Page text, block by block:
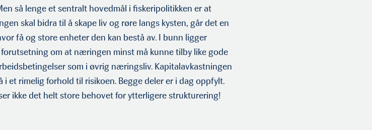
så lenge et sen­tralt hovedmål i fiskeripolitikken er at
skal bidra til å skape liv og røre langs kysten, går det en
få og store enheter den kan bestå av. I bunn ligger
om at næringen minst må kunne tilby like gode
som i øvrig næringsliv. Kapitalavkastningen
i et rimelig forhold til risikoen. Begge deler er i dag oppfylt.
ikke det helt store behovet for ytterligere strukturering!